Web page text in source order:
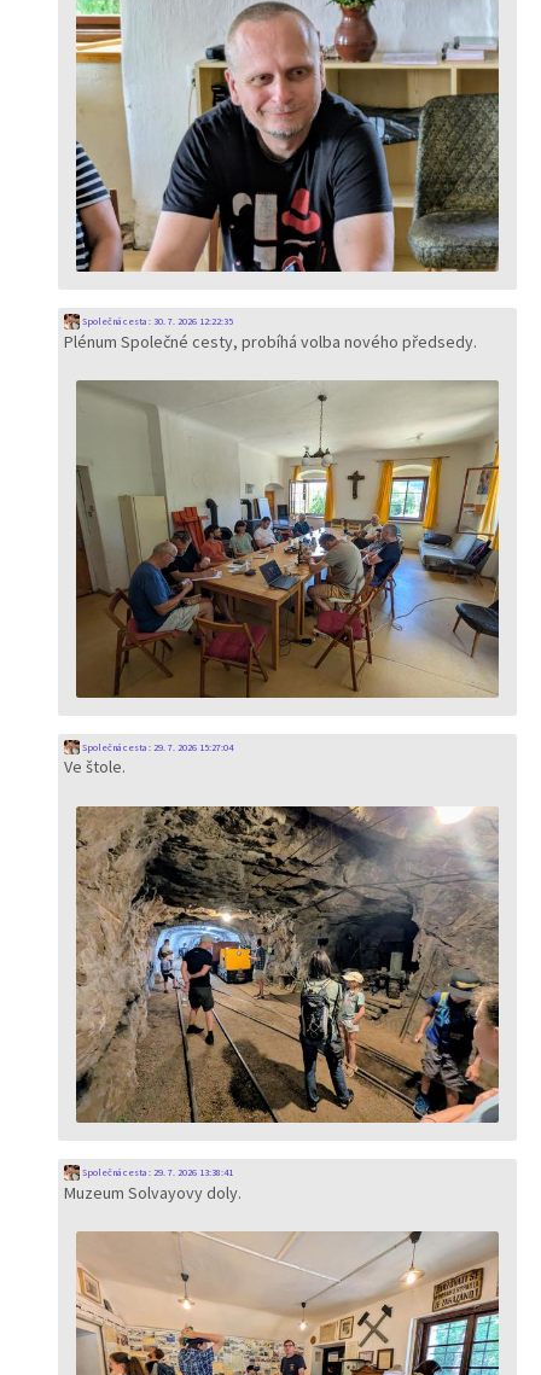
Společná cesta: 30. 7. 2026 12:22:35
Plénum Společné cesty, probíhá volba nového předsedy.
Společná cesta: 29. 7. 2026 15:27:04
Ve štole.
Společná cesta: 29. 7. 2026 13:38:41
Muzeum Solvayovy doly.